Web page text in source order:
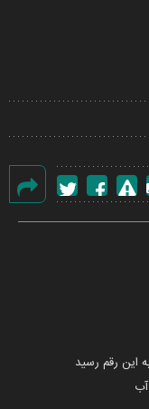
گزارش
این رقم رسید